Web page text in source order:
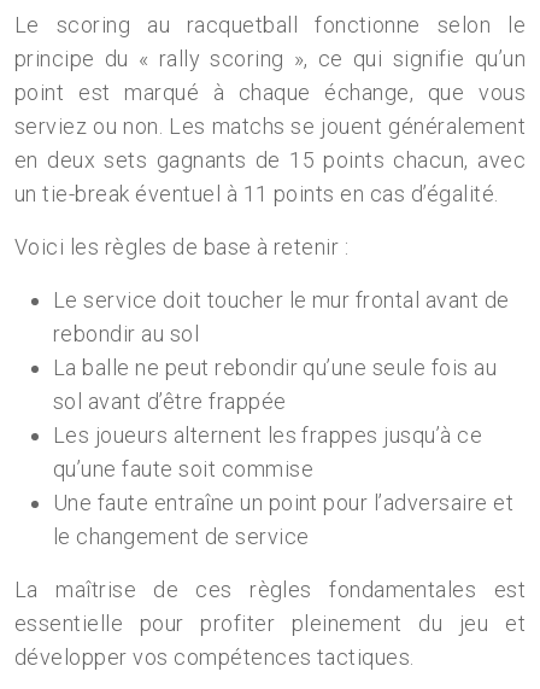
Le scoring au racquetball fonctionne selon le
principe du « rally scoring », ce qui signifie qu’un
point est marqué à chaque échange, que vous
serviez ou non. Les matchs se jouent généralement
en deux sets gagnants de 15 points chacun, avec
un tie-break éventuel à 11 points en cas d’égalité.
Voici les règles de base à retenir :
Le service doit toucher le mur frontal avant de
rebondir au sol
La balle ne peut rebondir qu’une seule fois au
sol avant d’être frappée
Les joueurs alternent les frappes jusqu’à ce
qu’une faute soit commise
Une faute entraîne un point pour l’adversaire et
le changement de service
La maîtrise de ces règles fondamentales est
essentielle pour profiter pleinement du jeu et
développer vos compétences tactiques.